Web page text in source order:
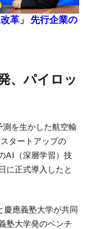
革」 先行企業の
を生かした航空輸
タートアップの
AI（深層学習）技
に正式導入したと
慶應義塾大学が共同
塾大学発のベンチ